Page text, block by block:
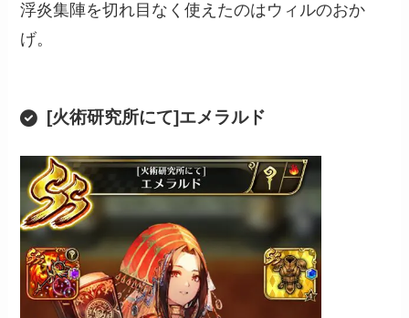
浮炎集陣を切れ目なく使えたのはウィルのおか
げ。
[火術研究所にて]エメラルド